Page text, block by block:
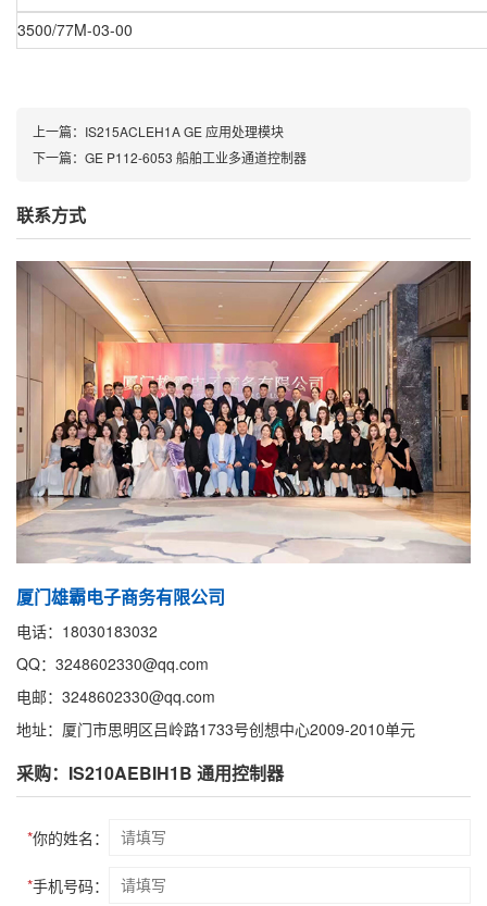
3500/77M-03-00
上一篇： IS215ACLEH1A GE 应用处理模块
下一篇： GE P112-6053 船舶工业多通道控制器
联系方式
厦门雄霸电子商务有限公司
电话：18030183032
QQ：3248602330@qq.com
电邮：3248602330@qq.com
地址：厦门市思明区吕岭路1733号创想中心2009-2010单元
采购：IS210AEBIH1B 通用控制器
*你的姓名：
*手机号码：